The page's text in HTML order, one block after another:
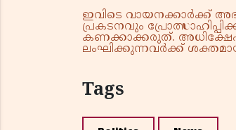
ഇവിടെ വായനക്കാർക്ക്
പ്രകടനവും
കണക്കാക്കരുത്.
ലംഘിക്കുന്നവർക്ക് ശക്തമായ
Tags